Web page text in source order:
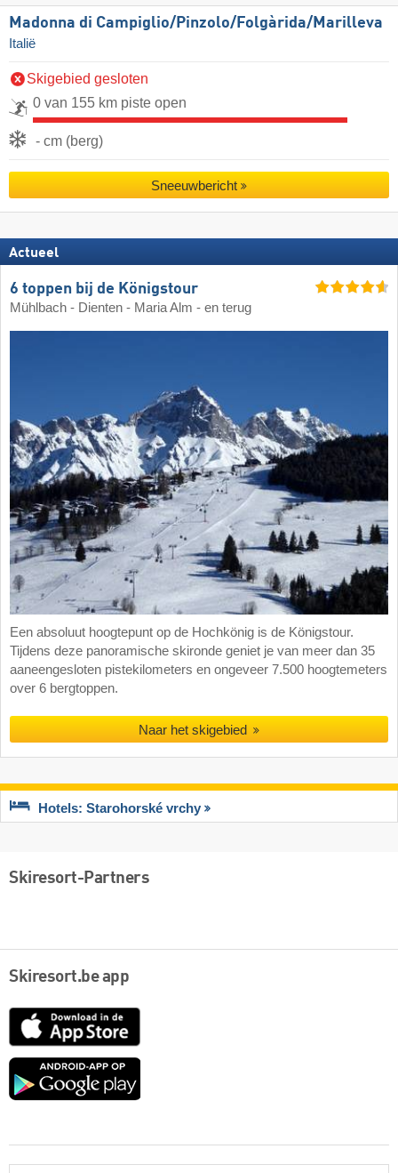
Madonna di Campiglio/​Pinzolo/​Folgàrida/​Marilleva
Italië
Skigebied gesloten
0 van 155 km piste open
- cm (berg)
Sneeuwbericht
Actueel
6 toppen bij de Königstour
Mühlbach - Dienten - Maria Alm - en terug
Een absoluut hoogtepunt op de Hochkönig is de Königstour.
Tijdens deze panoramische skironde geniet je van meer dan 35
aaneengesloten pistekilometers en ongeveer 7.500 hoogtemeters
over 6 bergtoppen.
Naar het skigebied
Hotels: Starohorské vrchy
Skiresort-Partners
Skiresort.be app
App
Google